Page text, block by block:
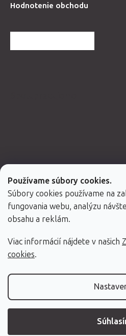
Používame súbory cookies.
Súbory cookies používame na
fungovania webu, analýzu
obsahu a reklám.
Viac informácií nájdete v našich
cookies.
Hodnotenie obchodu
Vytvoril